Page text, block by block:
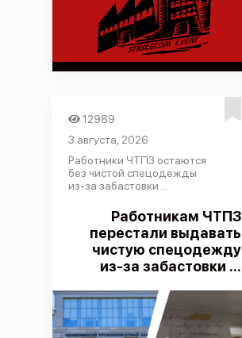
12989
3 августа, 2026
Работники ЧТПЗ остаются
без чистой спецодежды
из-за забастовки ...
Работникам ЧТПЗ
перестали выдавать
чистую спецодежду
из-за забастовки ...